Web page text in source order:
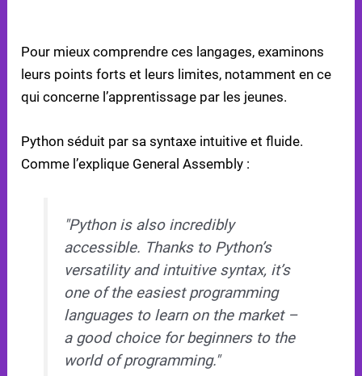
Pour mieux comprendre ces langages, examinons
leurs points forts et leurs limites, notamment en ce
qui concerne l’apprentissage par les jeunes.
Python séduit par sa syntaxe intuitive et fluide.
Comme l’explique General Assembly :
"Python is also incredibly
accessible. Thanks to Python’s
versatility and intuitive syntax, it’s
one of the easiest programming
languages to learn on the market –
a good choice for beginners to the
world of programming."